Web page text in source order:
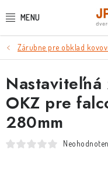
na
PODLAHY
DVERE A ZÁRUBNE
DVERE
ZÁRUBNE
Zárubne pre obklad
OKZ pre
280mm